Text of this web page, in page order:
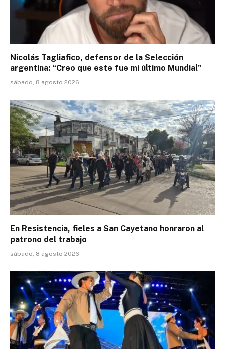
Nicolás Tagliafico, defensor de la Selección
argentina: “Creo que este fue mi último Mundial”
sábado, 8 agosto 2026
En Resistencia, fieles a San Cayetano honraron al
patrono del trabajo
sábado, 8 agosto 2026